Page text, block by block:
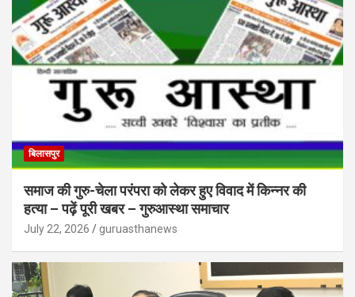
बिलासपुर
समाज की गुरु-चेला परंपरा को लेकर हुए विवाद में किन्नर की
हत्या – पढ़ें पूरी खबर – गुरुआस्था समाचार
July 22, 2026 guruasthanews